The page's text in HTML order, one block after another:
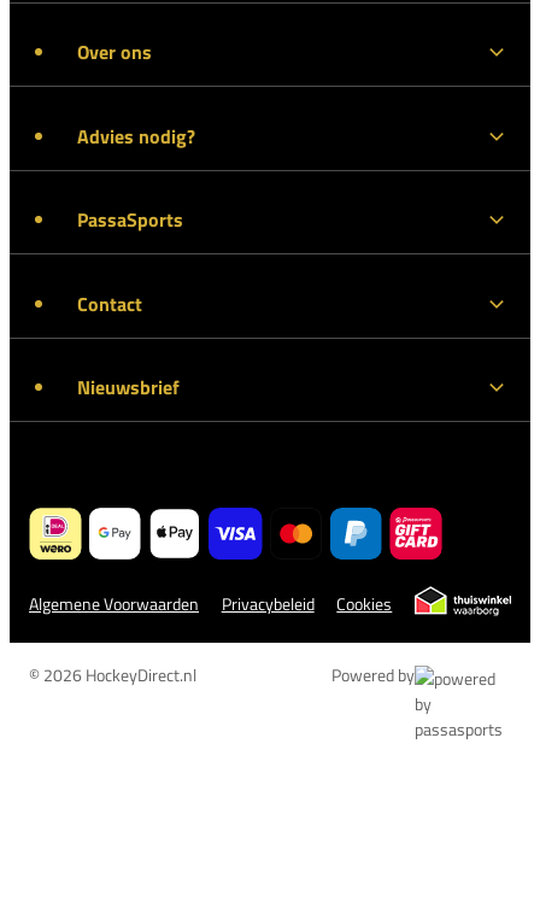
Over ons
Advies nodig?
PassaSports
Contact
Nieuwsbrief
Algemene Voorwaarden Privacybeleid Cookies
© 2026 HockeyDirect.nl Powered by